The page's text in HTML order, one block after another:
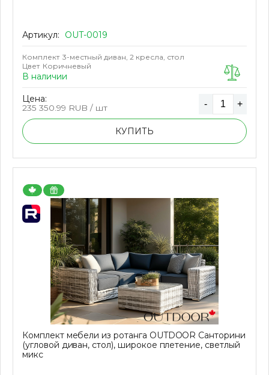
Артикул: OUT-0019
Комплект 3-местный диван, 2 кресла, стол
Цвет Коричневый
В наличии
Цена:
235 350.99 RUB / шт - +
КУПИТЬ
Комплект мебели из ротанга OUTDOOR Санторини
(угловой диван, стол), широкое плетение, светлый
микс